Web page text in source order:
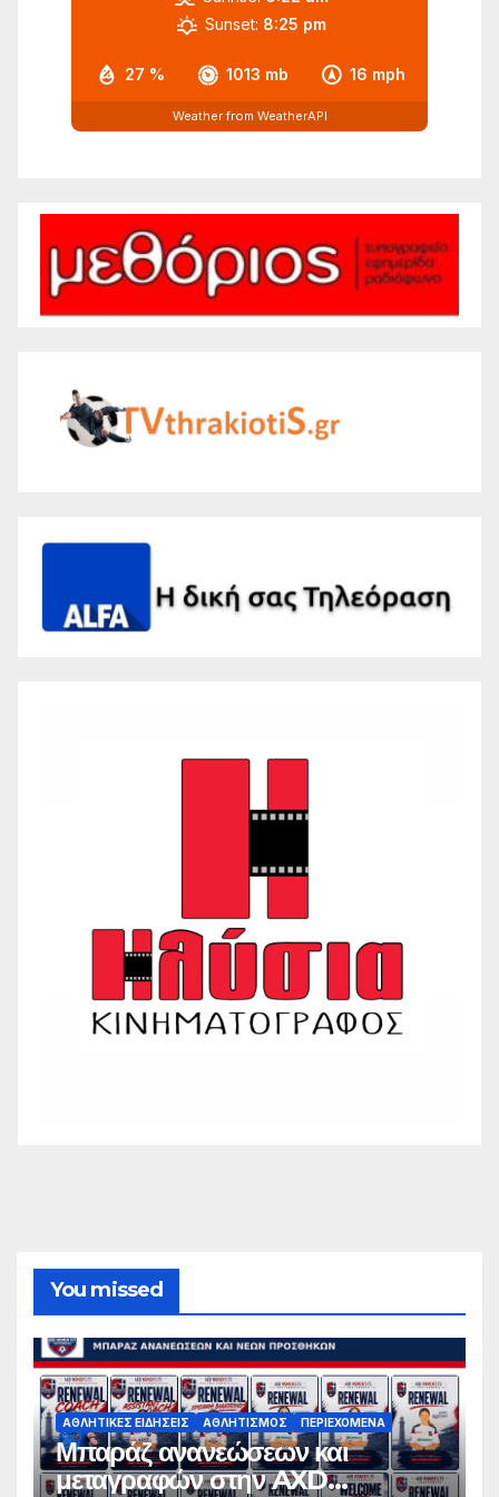
27 % 1013 mb 16 mph
Sunset: 8:25 pm
Weather from WeatherAPI
You missed
ΑΘΛΗΤΙΚΈΣ ΕΙΔΉΣΕΙΣ ΑΘΛΗΤΙΣΜΌΣ ΠΕΡΙΕΧΌΜΕΝΑ
Μπαράζ ανανεώσεων και
μεταγραφών στην AXD